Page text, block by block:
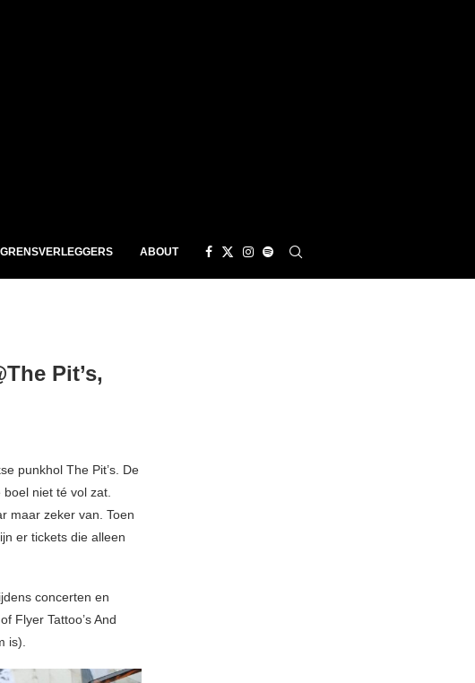
GRENSVERLEGGERS ABOUT
Pit’s,
punkhol The Pit’s. De
niet té vol zat.
maar zeker van. Toen
er tickets die alleen
concerten en
Flyer Tattoo’s And
is).